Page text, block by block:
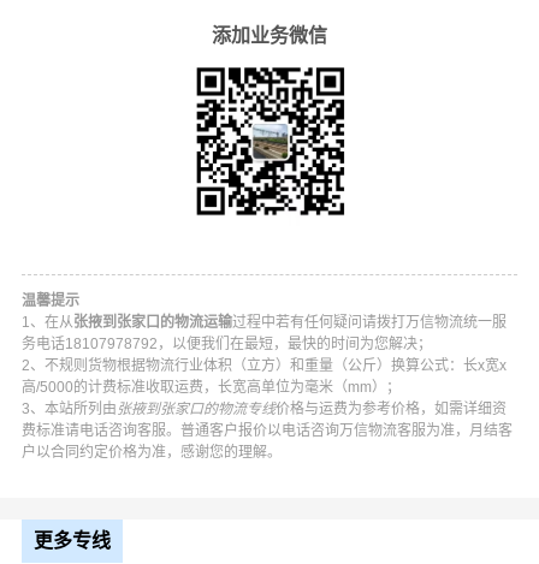
2、拥有合作危险品运输吨车车型：3吨、5吨、8吨、10吨
3、拥有合作危险品运输拖车车型：20尺短拖、40尺长
拖、骨架挂车、平板挂车等集装箱拖车车型；
5、主要业务包括 油漆、涂料、天那水、危险品运输、化
学品、化工原料、液体、易燃易爆。在张掖的甘州区,肃南
裕固族,民乐县,临泽县,高台县,山丹县都可以上门提货。
添加业务微信
温馨提示
1、在从 张掖到张家口的物流运输过程中若有任何疑问请拨打万信物流统一服
务电话18107978792，以便我们在最短，最快的时间为您解决；
2、不规则货物根据物流行业体积（立方）和重量（公斤）换算公式：长x宽x
高/5000的计费标准收取运费，长宽高单位为毫米（mm）；
3、本站所列由 张掖到张家口的物流专线价格与运费为参考价格，如需详细资
费标准请电话咨询客服。普通客户报价以电话咨询万信物流客服为准，月结客
户以合同约定价格为准，感谢您的理解。
更多专线